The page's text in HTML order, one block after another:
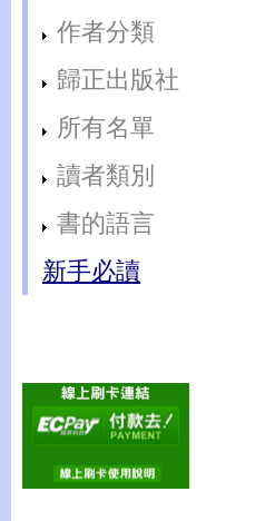
作者分類
歸正出版社
所有名單
讀者類別
書的語言
新手必讀